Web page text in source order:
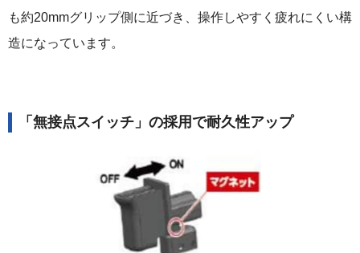
も約20mmグリップ側に近づき、操作しやすく疲れにくい構
造になっています。
「無接点スイッチ」の採用で耐久性アップ